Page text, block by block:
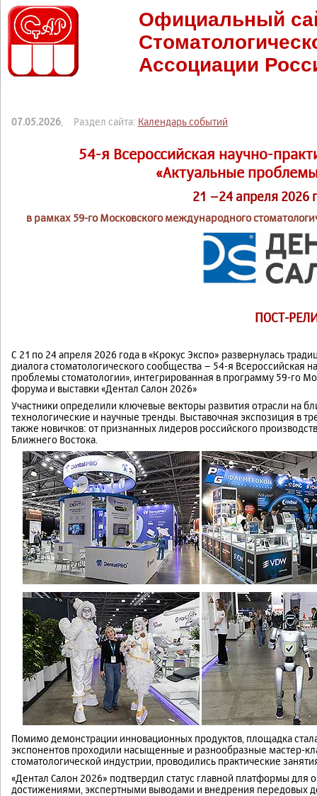
Официальный
Ассоциации
07.05.2026 , Раздел сайта: Календарь событий
54-я Всероссийская научно-
«Актуальные
21 –24 апреля 2026
в рамках 59-го Московского международного
ПОСТ-
С 21 по 24 апреля 2026 года в «Крокус Экспо» развернулась
диалога стоматологического сообщества – 54-я Всероссийская
проблемы стоматологии», интегрированная в программу 59-го
форума и выставки «Дентал Салон 2026»
Участники определили ключевые векторы развития отрасли на
технологические и научные тренды. Выставочная экспозиция в
также новичков: от признанных лидеров российского
Ближнего Востока.
Помимо демонстрации инновационных продуктов, площадка
экспонентов проходили насыщенные и разнообразные мастер-
стоматологической индустрии, проводились практические
«Дентал Салон 2026» подтвердил статус главной платформы
достижениями, экспертными выводами и внедрения передовых